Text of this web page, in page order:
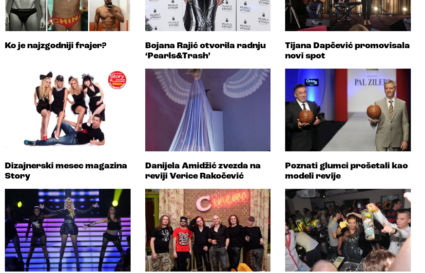
Ko je najzgodniji frajer?
Bojana Rajić otvorila radnju
‘Pearls&Trash’
Tijana Dapčević promovisala
novi spot
Dizajnerski mesec magazina
Story
Danijela Amidžić zvezda na
reviji Verice Rakočević
Poznati glumci prošetali kao
modeli revije